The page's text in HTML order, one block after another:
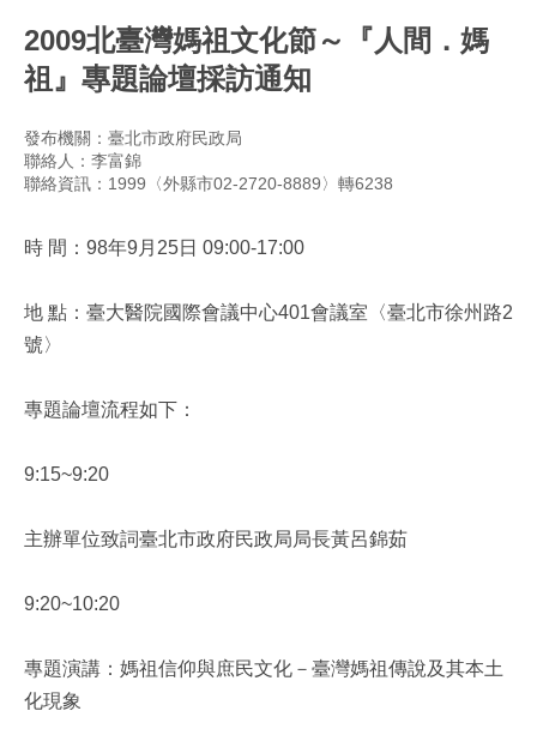
2009北臺灣媽祖文化節～『人間．媽
祖』專題論壇採訪通知
發布機關：臺北市政府民政局
聯絡人：李富錦
聯絡資訊：1999〈外縣市02-2720-8889〉轉6238
時 間：98年9月25日 09:00-17:00
地 點：臺大醫院國際會議中心401會議室〈臺北市徐州路2
號〉
專題論壇流程如下：
9:15~9:20
主辦單位致詞臺北市政府民政局局長黃呂錦茹
9:20~10:20
專題演講：媽祖信仰與庶民文化－臺灣媽祖傳說及其本土
化現象